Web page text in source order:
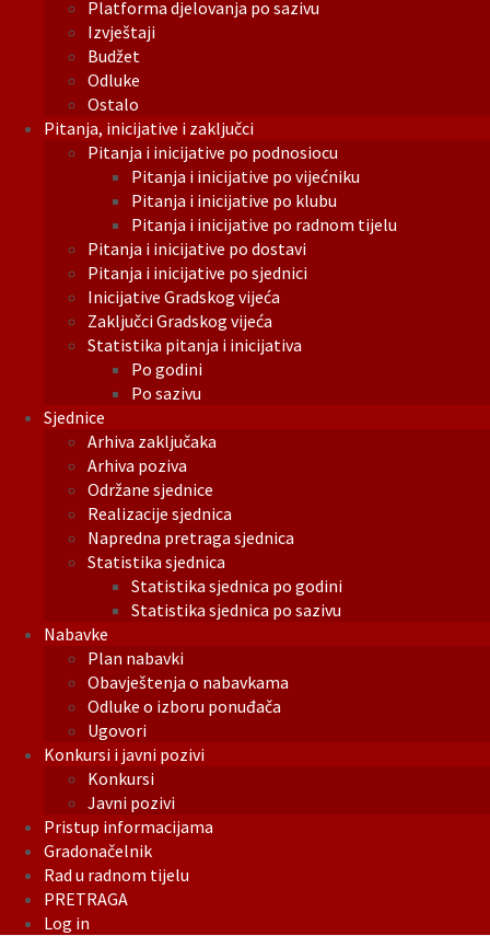
Platforma djelovanja po sazivu
Izvještaji
Budžet
Odluke
Ostalo
Pitanja, inicijative i zaključci
Pitanja i inicijative po podnosiocu
Pitanja i inicijative po vijećniku
Pitanja i inicijative po klubu
Pitanja i inicijative po radnom tijelu
Pitanja i inicijative po dostavi
Pitanja i inicijative po sjednici
Inicijative Gradskog vijeća
Zaključci Gradskog vijeća
Statistika pitanja i inicijativa
Po godini
Po sazivu
Sjednice
Arhiva zaključaka
Arhiva poziva
Održane sjednice
Realizacije sjednica
Napredna pretraga sjednica
Statistika sjednica
Statistika sjednica po godini
Statistika sjednica po sazivu
Nabavke
Plan nabavki
Obavještenja o nabavkama
Odluke o izboru ponuđača
Ugovori
Konkursi i javni pozivi
Konkursi
Javni pozivi
Pristup informacijama
Gradonačelnik
Rad u radnom tijelu
PRETRAGA
Log in